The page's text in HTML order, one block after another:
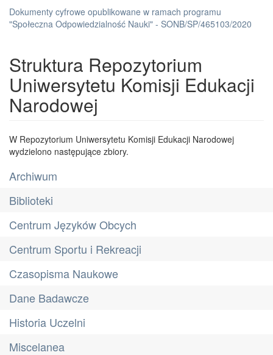
Dokumenty cyfrowe opublikowane w ramach programu
"Społeczna Odpowiedzialność Nauki" - SONB/SP/465103/2020
Struktura Repozytorium
Uniwersytetu Komisji Edukacji
Narodowej
W Repozytorium Uniwersytetu Komisji Edukacji Narodowej
wydzielono następujące zbiory.
Archiwum
Biblioteki
Centrum Języków Obcych
Centrum Sportu i Rekreacji
Czasopisma Naukowe
Dane Badawcze
Historia Uczelni
Miscelanea